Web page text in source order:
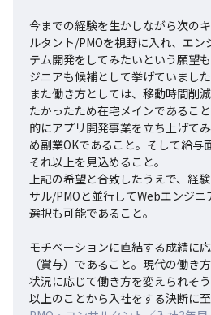
今までの経験を生かしながら次の
ルタント/PMOを視野に入れ、エン
テム開発をしてみたいという願望
ジニアも候補として挙げていました
また働き方としては、移動時間削
たかったため在宅メインであるこ
的にアプリ開発事業を立ち上げて
め副業OKであること。そして給与
それ以上を見込めること。
上記の希望と合致したうえで、経
サル/PMOと並行してWebエンジ
選択も可能であること。
モチベーションに直結する成績に
（賞与）であること。現代の働き
状況に応じて働き方を変えられそ
以上のことから入社をする決断に至